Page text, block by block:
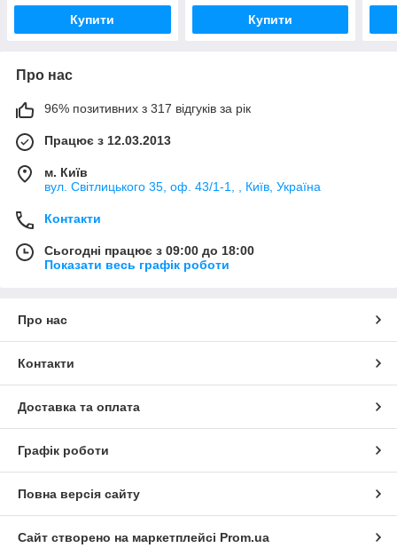
Купити Купити
Про нас
96% позитивних з 317 відгуків за рік
Працює з 12.03.2013
м. Київ
вул. Світлицького 35, оф. 43/1-1, , Київ, Україна
Контакти
Сьогодні працює з 09:00 до 18:00
Показати весь графік роботи
Про нас
Контакти
Доставка та оплата
Графік роботи
Повна версія сайту
Сайт створено на маркетплейсі Prom.ua